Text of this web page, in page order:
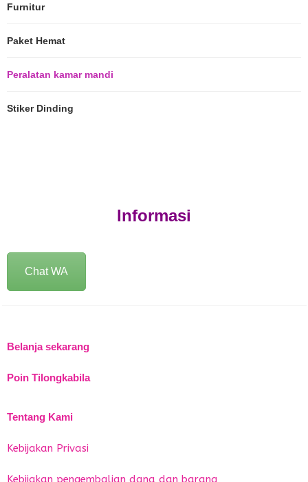
Furnitur
Paket Hemat
Peralatan kamar mandi
Stiker Dinding
Informasi
Chat WA
Belanja sekarang
Poin Tilongkabila
Tentang Kami
Kebijakan Privasi
Kebijakan pengembalian dana dan barang